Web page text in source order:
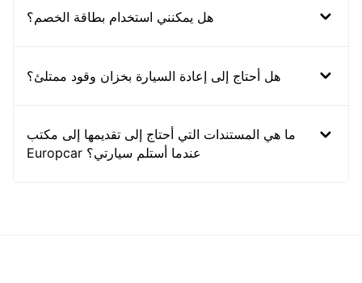
هل يمكنني استخدام بطاقة الخصم؟
هل أحتاج إلى إعادة السيارة بخزان وقود ممتلئ؟
ما هي المستندات التي أحتاج إلى تقديمها إلى مكتب
Europcar عندما أستلم سيارتي؟